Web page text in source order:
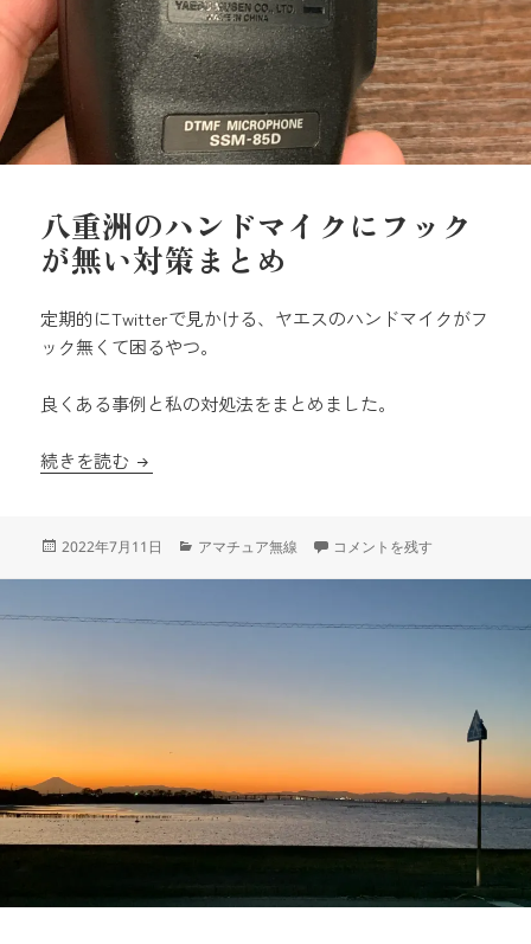
八重洲のハンドマイクにフック
が無い対策まとめ
定期的にTwitterで見かける、ヤエスのハンドマイクがフ
ック無くて困るやつ。
良くある事例と私の対処法をまとめました。
続きを読む 八重洲のハンドマイクにフックが無い対策まとめ
投
2022年7月11日
カ
ー
アマチュア無線 八重洲のハンドマイクにフッ
コメントを残す